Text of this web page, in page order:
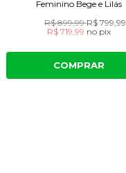
Feminino Bege e Lilás
R$ 899,99R$ 799,99
R$ 719,99 no pix
COMPRAR